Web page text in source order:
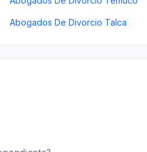
Abogados De Divorcio Talca